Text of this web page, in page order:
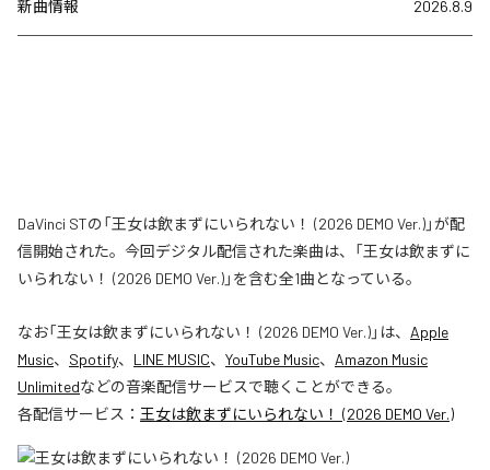
新曲情報 2026.8.9
DaVinci STの「王女は飲まずにいられない！ (2026 DEMO Ver.)」が配
信開始された。今回デジタル配信された楽曲は、「王女は飲まずに
いられない！ (2026 DEMO Ver.)」を含む全1曲となっている。
なお「王女は飲まずにいられない！ (2026 DEMO Ver.)」は、 Apple
Music、 Spotify、 LINE MUSIC、 YouTube Music、 Amazon Music
Unlimitedなどの音楽配信サービスで聴くことができる。
各配信サービス： 王女は飲まずにいられない！ (2026 DEMO Ver.)